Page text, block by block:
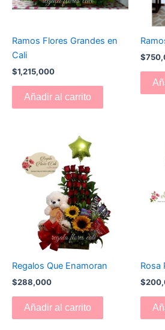
Ramos Flores Grandes en
Cali
$1,215,000
Añadir al carrito
$
Regalos Que Enamoran
$288,000
Añadir al carrito
Rosa
$